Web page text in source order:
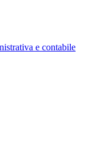
e contabile